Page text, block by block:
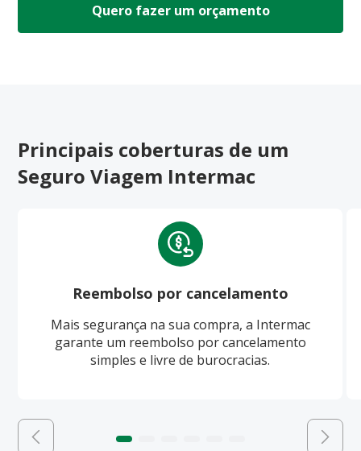
Quero fazer um orçamento
Principais coberturas de um
Seguro Viagem Intermac
Reembolso por cancelamento
Mais segurança na sua compra, a Intermac
garante um reembolso por cancelamento
simples e livre de burocracias.